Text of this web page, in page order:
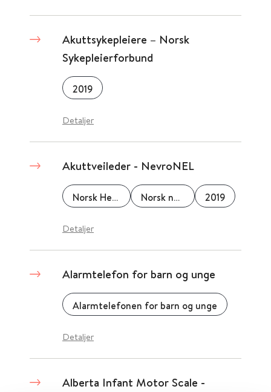
Akuttsykepleiere – Norsk
Sykepleierforbund
2019
Detaljer
Akuttveileder - NevroNEL
Norsk Helseinformatikk (NHI) Norsk nevrologisk forening 2019
Detaljer
Alarmtelefon for barn og unge
Alarmtelefonen for barn og unge
Detaljer
Alberta Infant Motor Scale -